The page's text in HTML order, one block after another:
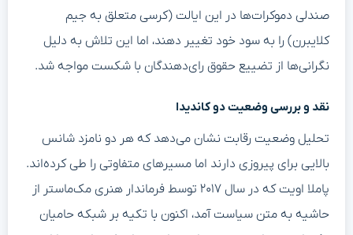
صندلی دموکرات‌ها در این ایالت (کرسی متعلق به جیم
کلایبرن) را به سود خود تغییر دهند، اما این تلاش به دلیل
نگرانی‌ها از تضییع حقوق رای‌دهندگان با شکست مواجه شد.
نقد و بررسی وضعیت دو کاندیدا
تحلیل وضعیت رقابت نشان می‌دهد که هر دو نامزد شانس
بالایی برای پیروزی دارند اما مسیرهای متفاوتی را طی کرده‌اند.
پاملا اویت که در سال ۲۰۱۷ توسط فرماندار هنری مک‌ماستر از
حاشیه به متن سیاست آمد، اکنون با تکیه بر شبکه حامیان